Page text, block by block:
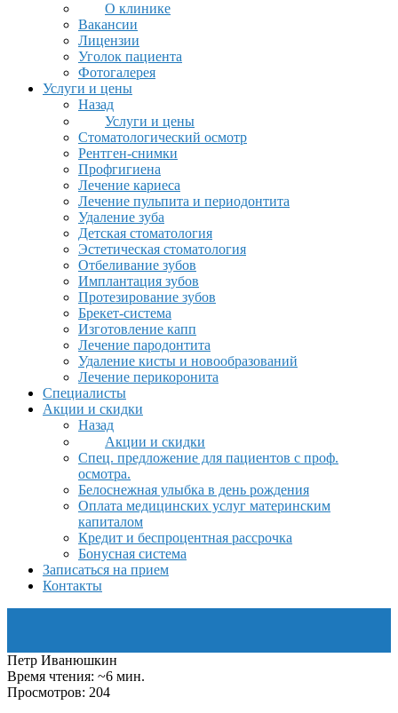
О клинике
Вакансии
Лицензии
Уголок пациента
Фотогалерея
Услуги и цены
Назад
Услуги и цены
Стоматологический осмотр
Рентген-снимки
Профгигиена
Лечение кариеса
Лечение пульпита и периодонтита
Удаление зуба
Детская стоматология
Эстетическая стоматология
Отбеливание зубов
Имплантация зубов
Протезирование зубов
Брекет-система
Изготовление капп
Лечение пародонтита
Удаление кисты и новообразований
Лечение перикоронита
Специалисты
Акции и скидки
Назад
Акции и скидки
Спец. предложение для пациентов с проф.
осмотра.
Белоснежная улыбка в день рождения
Оплата медицинских услуг материнским
капиталом
Кредит и беспроцентная рассрочка
Бонусная система
Записаться на прием
Контакты
Петр Иванюшкин
Время чтения: ~6 мин.
Просмотров: 204